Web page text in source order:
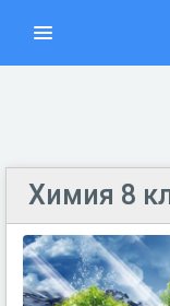
Химия 8